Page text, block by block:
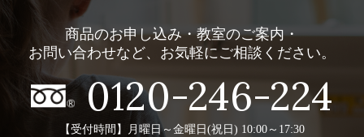
商品のお申し込み・教室のご案内・
お問い合わせなど、お気軽にご相談ください。
0120-246-224
【受付時間】月曜日～金曜日(祝日) 10:00～17:30